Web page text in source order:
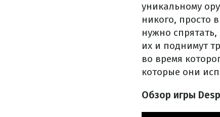
уникальному
никого, просто
нужно
их и поднимут
во время
которые они
Обзор игры